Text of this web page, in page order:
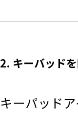
2. キーバッドを
キーパッドア